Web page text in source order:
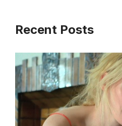
Recent Posts